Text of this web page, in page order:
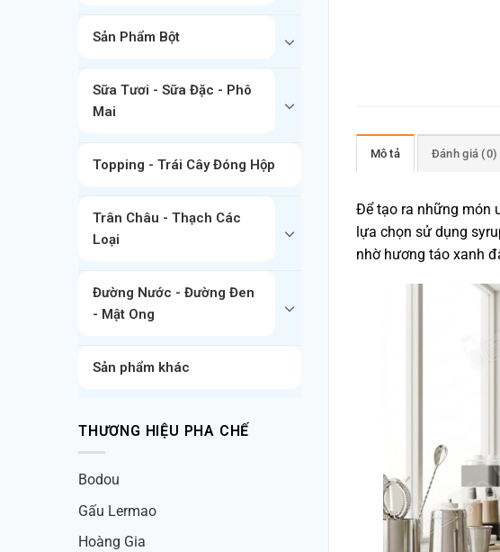
Sản Phẩm Bột
Sữa Tươi - Sữa Đặc - Phô
Mai
Topping - Trái Cây Đóng Hộp
Trân Châu - Thạch Các
Loại
Đường Nước - Đường Đen
- Mật Ong
Sản phẩm khác
THƯƠNG HIỆU PHA CHẾ
Bodou
Gấu Lermao
Hoàng Gia
Mô tả Đánh giá (0)
Để tạo ra những món
lựa chọn sử dụng
nhờ hương táo xanh